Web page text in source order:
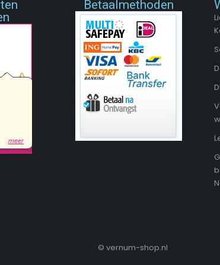
Betaalmethoden
© vernum-shop.nl